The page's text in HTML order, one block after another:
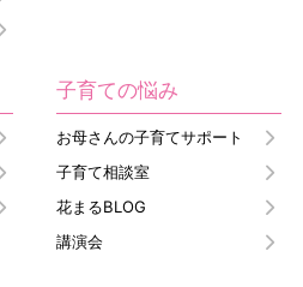
子育ての悩み
お母さんの子育てサポート
子育て相談室
花まるBLOG
講演会